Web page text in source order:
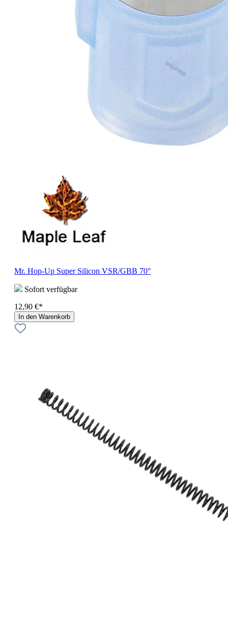
Mr. Hop-Up Super Silicon VSR/GBB 70°
Sofort verfügbar
12,90 €*
In den Warenkorb